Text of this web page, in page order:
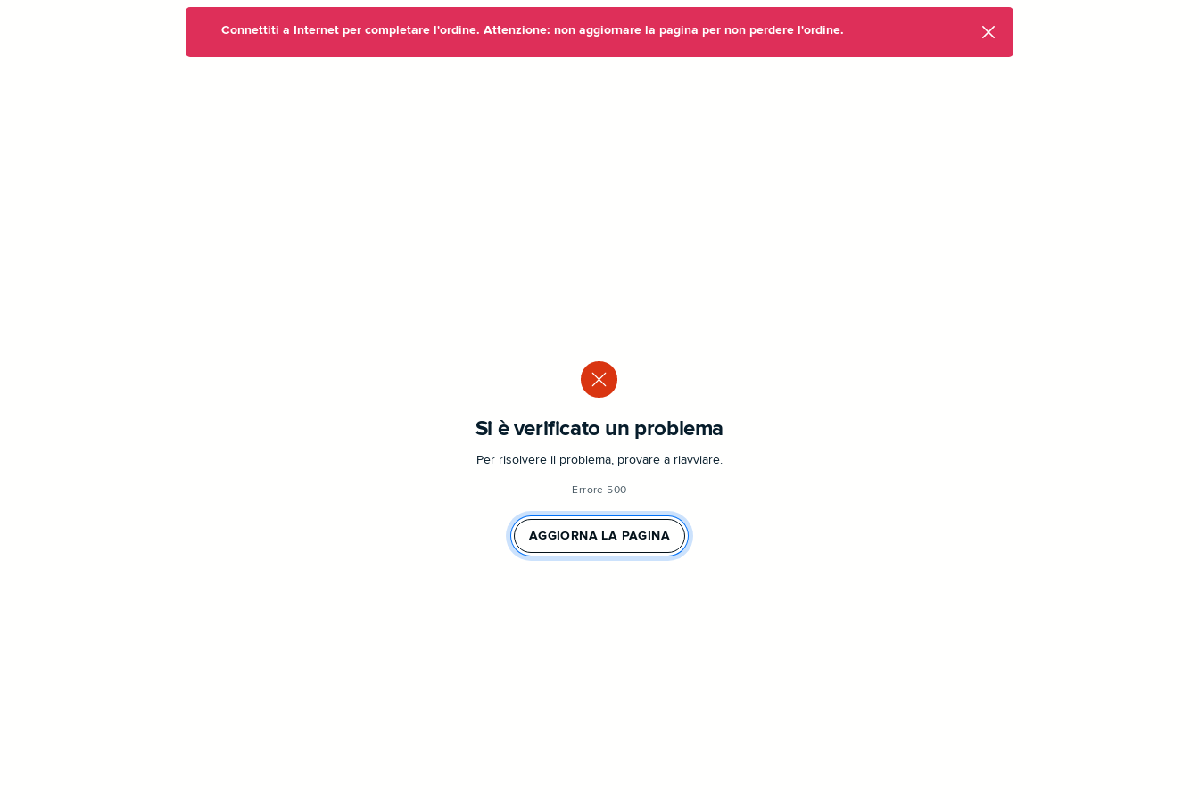
Connettiti a Internet per completare l'ordine. Attenzione: non aggiornare la pagina per non perdere l'ordine.
Si è verificato un problema
Per risolvere il problema, provare a riavviare.
Errore 500
AGGIORNA LA PAGINA